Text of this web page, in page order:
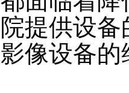
院提供设
影像设备